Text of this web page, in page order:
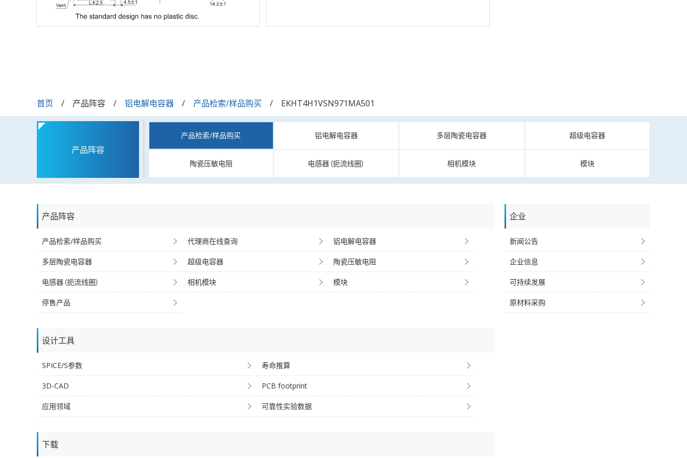
首页 产品阵容 铝电解电容器 产品检索/样品购买 EKHT4H1VSN971MA501
产品阵容
产品检索/样品购买 铝电解电容器 多层陶瓷电容器 超级电容器
陶瓷压敏电阻 电感器（扼流线圈） 相机模块 模块
产品阵容
产品检索/样品购买 代理商在线查询 铝电解电容器
多层陶瓷电容器 超级电容器 陶瓷压敏电阻
电感器（扼流线圈） 相机模块 模块
停售产品
设计工具
SPICE/S参数 寿命推算
3D-CAD PCB footprint
应用领域 可靠性实验数据
下载
企业
新闻公告
企业信息
可持续发展
原材料采购